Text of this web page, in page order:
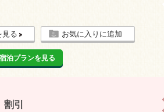
見る お気に入りに追加
泊プランを見る
引